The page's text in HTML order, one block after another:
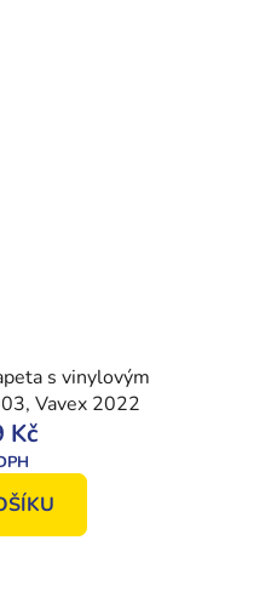
s vinylovým
Vavex 2022
Kč